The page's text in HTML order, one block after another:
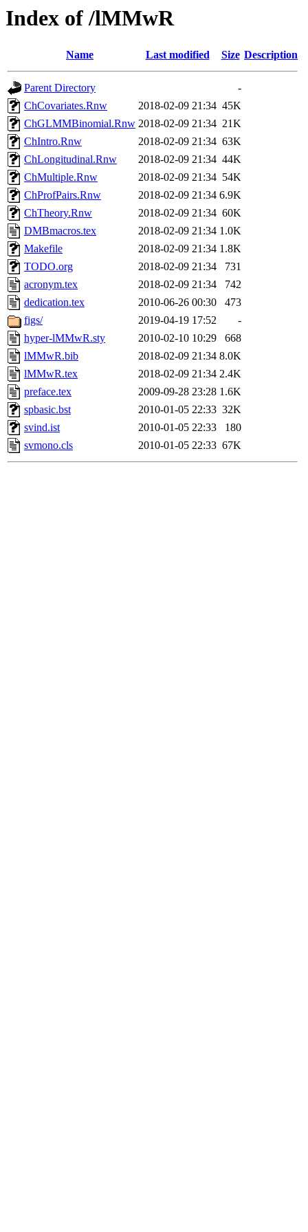
Index of /lMMwR
Name Last modified Size Description
Parent Directory
-
ChCovariates.Rnw
2018-02-09 21:34 45K
ChGLMMBinomial.Rnw 2018-02-09 21:34 21K
ChIntro.Rnw
2018-02-09 21:34 63K
ChLongitudinal.Rnw
2018-02-09 21:34 44K
ChMultiple.Rnw
2018-02-09 21:34 54K
ChProfPairs.Rnw
2018-02-09 21:34 6.9K
ChTheory.Rnw
2018-02-09 21:34 60K
DMBmacros.tex
2018-02-09 21:34 1.0K
Makefile
2018-02-09 21:34 1.8K
TODO.org
2018-02-09 21:34
731
acronym.tex
2018-02-09 21:34
742
dedication.tex
2010-06-26 00:30
473
figs/
2019-04-19 17:52
-
hyper-lMMwR.sty
2010-02-10 10:29
668
lMMwR.bib
2018-02-09 21:34 8.0K
lMMwR.tex
2018-02-09 21:34 2.4K
preface.tex
2009-09-28 23:28 1.6K
spbasic.bst
2010-01-05 22:33 32K
svind.ist
2010-01-05 22:33
180
svmono.cls
2010-01-05 22:33 67K